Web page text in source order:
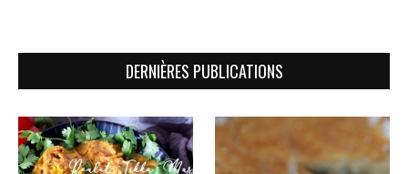
DERNIÈRES PUBLICATIONS